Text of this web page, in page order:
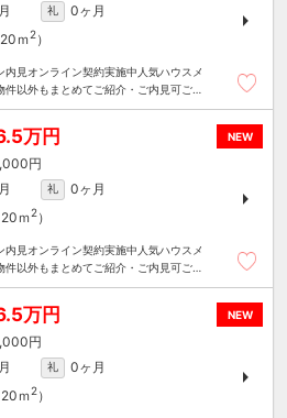
礼
0ヶ月
ｍ 2）
見オンライン契約実施中人気ハウスメ
以外もまとめてご紹介・ご内見可ご予
NEW
万円
円
礼
0ヶ月
ｍ 2）
見オンライン契約実施中人気ハウスメ
以外もまとめてご紹介・ご内見可ご予
NEW
万円
円
礼
0ヶ月
ｍ 2）